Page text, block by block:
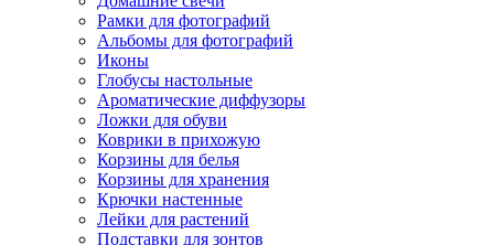
Рамки для фотографий
Альбомы для фотографий
Иконы
Глобусы настольные
Ароматические диффузоры
Ложки для обуви
Коврики в прихожую
Корзины для белья
Корзины для хранения
Крючки настенные
Лейки для растений
Подставки для зонтов